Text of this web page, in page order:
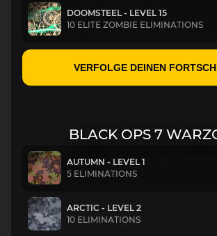
DOOMSTEEL - LEVEL 15
10 ELITE ZOMBIE ELIMINATIONS
VERFOLGE DEINEN
BLACK OPS 7
AUTUMN - LEVEL 1
5 ELIMINATIONS
ARCTIC - LEVEL 2
10 ELIMINATIONS